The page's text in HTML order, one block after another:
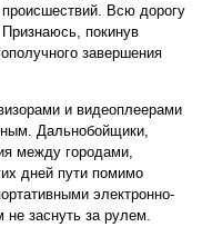
Всю дорогу
покинув
завершения
и видеоплеерами
Дальнобойщики,
между городами,
дней пути помимо
электронно-
заснуть за рулем.